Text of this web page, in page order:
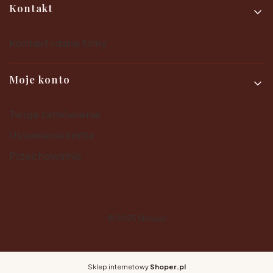
Kontakt
Moje konto
Sklep internetowy Shoper.pl